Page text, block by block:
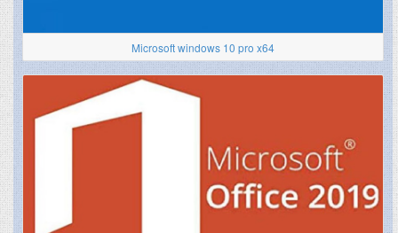
Microsoft windows 10 pro x64